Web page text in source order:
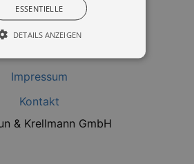
Impressum
Kontakt
& Krellmann GmbH
ESSENTIELLE
DETAILS ANZEIGEN
Funktionen unserer Webseite